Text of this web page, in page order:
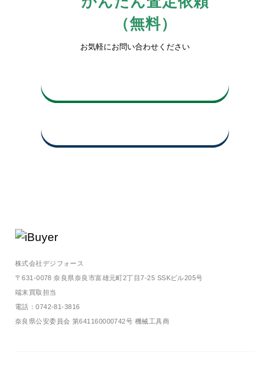
（無料）
お気軽にお問い合わせください
株式会社デジフォース
〒631-0078 奈良県奈良市富雄元町2丁目7-25 SSKビル205号
端末買取担当
電話：0742-81-3816
奈良県公安委員会 第641160000742号 機械工具商